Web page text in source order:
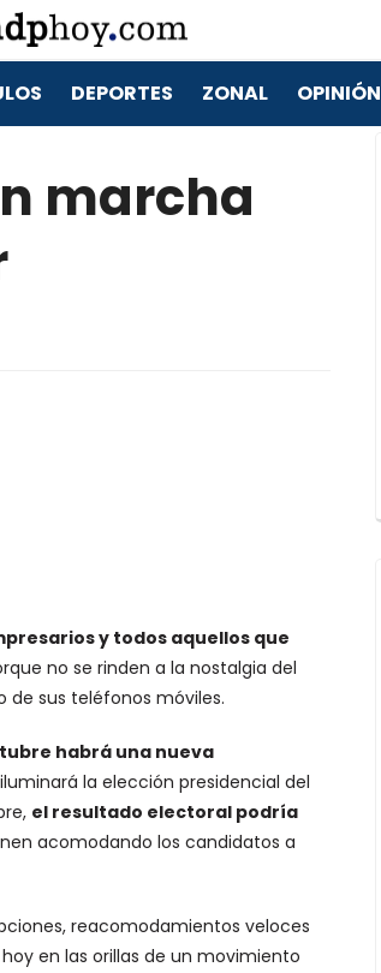
DEPORTES ZONAL OPINIÓN
marcha
y todos aquellos que
no se rinden a la nostalgia del
de sus teléfonos móviles.
habrá una nueva
la elección presidencial del
el resultado electoral podría
acomodando los candidatos a
reacomodamientos veloces
en las orillas de un movimiento